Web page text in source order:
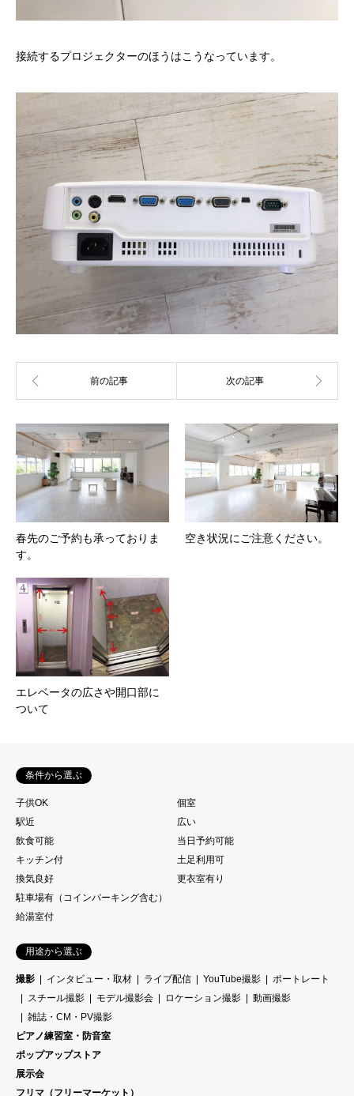
接続するプロジェクターのほうはこうなっています。
春先のご予約も承っておりま
す。
空き状況にご注意ください。
エレベータの広さや開口部に
ついて
条件から選ぶ
子供OK
個室
駅近
広い
飲食可能
当日予約可能
キッチン付
土足利用可
換気良好
更衣室有り
駐車場有（コインパーキング含む）
給湯室付
用途から選ぶ
撮影 インタビュー・取材 ライブ配信 YouTube撮影
ポートレート
スチール撮影
モデル撮影会 ロケーション撮影
動画撮影
雑誌・CM・PV撮影
ピアノ練習室・防音室
ポップアップストア
展示会
フリマ（フリーマーケット）